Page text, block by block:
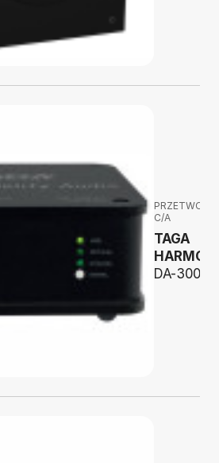
C/A
TAGA
DA-300